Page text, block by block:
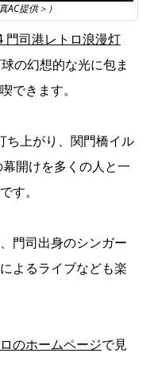
AC提供＞）
門司港レトロ浪漫灯
の幻想的な光に包ま
できます。
ち上がり、関門橋イル
開けを多くの人と一
す。
門司出身のシンガー
よるライブなども楽
のホームページで見